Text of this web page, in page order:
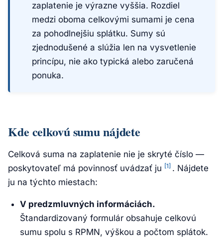
zaplatenie je výrazne vyššia. Rozdiel
medzi oboma celkovými sumami je cena
za pohodlnejšiu splátku. Sumy sú
zjednodušené a slúžia len na vysvetlenie
princípu, nie ako typická alebo zaručená
ponuka.
Kde celkovú sumu nájdete
Celková suma na zaplatenie nie je skryté číslo —
poskytovateľ má povinnosť uvádzať ju [1] . Nájdete
ju na týchto miestach:
V predzmluvných informáciách.
Štandardizovaný formulár obsahuje celkovú
sumu spolu s RPMN, výškou a počtom splátok.